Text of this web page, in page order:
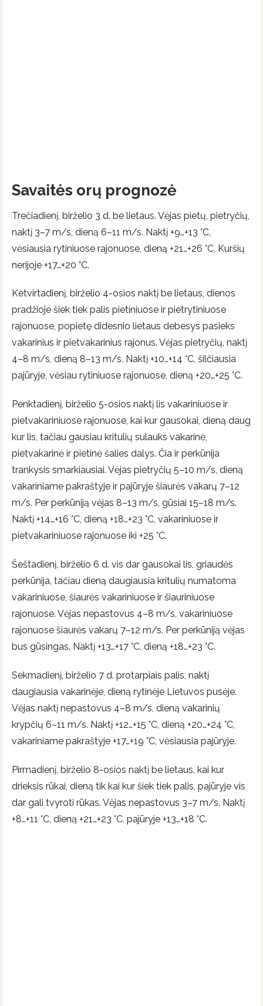
Savaitės orų prognozė
Trečiadienį, birželio 3 d. be lietaus. Vėjas pietų, pietryčių,
naktį 3–7 m/s, dieną 6–11 m/s. Naktį +9…+13 °C,
vėsiausia rytiniuose rajonuose, dieną +21…+26 °C, Kuršių
nerijoje +17…+20 °C.
Ketvirtadienį, birželio 4-osios naktį be lietaus, dienos
pradžioje šiek tiek palis pietiniuose ir pietrytiniuose
rajonuose, popietę didesnio lietaus debesys pasieks
vakarinius ir pietvakarinius rajonus. Vėjas pietryčių, naktį
4–8 m/s, dieną 8–13 m/s. Naktį +10…+14 °C, šilčiausia
pajūryje, vėsiau rytiniuose rajonuose, dieną +20…+25 °C.
Penktadienį, birželio 5-osios naktį lis vakariniuose ir
pietvakariniuose rajonuose, kai kur gausokai, dieną daug
kur lis, tačiau gausiau kritulių sulauks vakarinė,
pietvakarinė ir pietinė šalies dalys. Čia ir perkūnija
trankysis smarkiausiai. Vėjas pietryčių 5–10 m/s, dieną
vakariniame pakraštyje ir pajūryje šiaurės vakarų 7–12
m/s. Per perkūniją vėjas 8–13 m/s, gūsiai 15–18 m/s.
Naktį +14…+16 °C, dieną +18…+23 °C, vakariniuose ir
pietvakariniuose rajonuose iki +25 °C.
Šeštadienį, birželio 6 d. vis dar gausokai lis, griaudės
perkūnija, tačiau dieną daugiausia kritulių numatoma
vakariniuose, šiaurės vakariniuose ir šiauriniuose
rajonuose. Vėjas nepastovus 4–8 m/s, vakariniuose
rajonuose šiaurės vakarų 7–12 m/s. Per perkūniją vėjas
bus gūsingas. Naktį +13…+17 °C, dieną +18…+23 °C.
Sekmadienį, birželio 7 d. protarpiais palis, naktį
daugiausia vakarinėje, dieną rytinėje Lietuvos pusėje.
Vėjas naktį nepastovus 4–8 m/s, dieną vakarinių
krypčių 6–11 m/s. Naktį +12…+15 °C, dieną +20…+24 °C,
vakariniame pakraštyje +17…+19 °C, vėsiausia pajūryje.
Pirmadienį, birželio 8-osios naktį be lietaus, kai kur
drieksis rūkai, dieną tik kai kur šiek tiek palis, pajūryje vis
dar gali tvyroti rūkas. Vėjas nepastovus 3–7 m/s. Naktį
+8…+11 °C, dieną +21…+23 °C, pajūryje +13…+18 °C.